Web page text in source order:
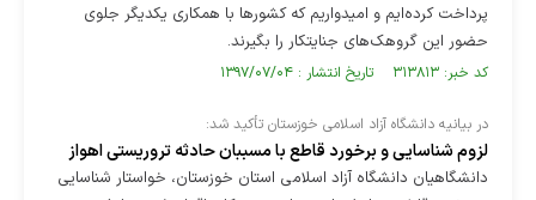
پرداخت کرده‌ایم و امیدواریم که کشورها با همکاری یکدیگر جلوی
حضور این گروهک‌های جنایتکار را بگیرند.
کد خبر: ۳۱۳۸۱۳ تاریخ انتشار : ۱۳۹۷/۰۷/۰۴
در بیانیه دانشگاه آزاد اسلامی خوزستان تأکید شد:
لزوم شناسایی و برخورد قاطع با مسببان حادثه تروریستی اهواز
دانشگاهیان دانشگاه آزاد اسلامی استان خوزستان، خواستار شناسایی